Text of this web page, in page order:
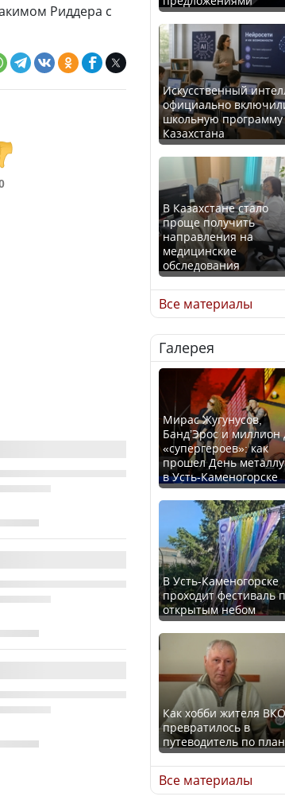
Риддера с
Искусственный
официально
школьную программу
Казахстана
В Казахстане стало
проще получить
направления на
медицинские
обследования
Қазақстан Орталық
елдері арасында әл-
индексінде көш
Казахстан возглавил
рейтинг
среди стран
Азии
Будут ли
интересы регионов в
Курултае?
Ең төменгі жалақы,
алимент, экология:
партия
нені талқылап
Все материалы
Галерея
Мирас Жугунусов,
Банд’Эрос и миллион
«супергероев»: как
прошел День
в Усть-Каменогорске
В Усть-Каменогорске
проходит фестиваль
открытым небом
Как хобби жителя ВКО
превратилось в
путеводитель по
Все материалы